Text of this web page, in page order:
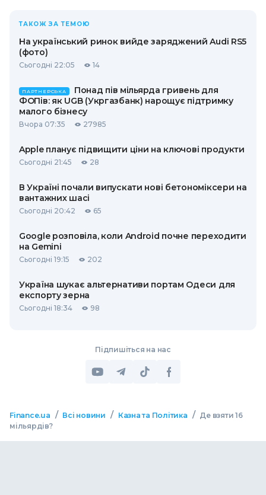
ТАКОЖ ЗА ТЕМОЮ
На український ринок вийде заряджений Audi RS5
(фото)
Сьогодні 22:05 14
ПАРТНЕРСЬКА
Понад пів мільярда гривень для
ФОПів: як UGB (Укргазбанк) нарощує підтримку
малого бізнесу
Вчора 07:35 27985
Apple планує підвищити ціни на ключові продукти
Сьогодні 21:45 28
В Україні почали випускати нові бетономіксери на
вантажних шасі
Сьогодні 20:42 65
Google розповіла, коли Android почне переходити
на Gemini
Сьогодні 19:15 202
Україна шукає альтернативи портам Одеси для
експорту зерна
Сьогодні 18:34 98
Підпишіться на нас
Finance.ua / Всі новини / Казна та Політика / Де взяти 16
мільярдів?